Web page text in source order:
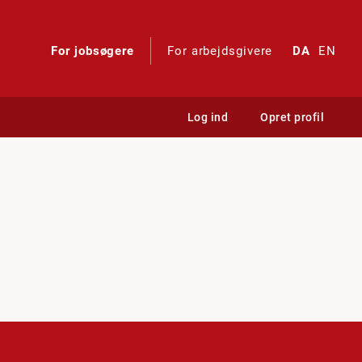
For jobsøgere For arbejdsgivere DA EN
Log ind Opret profil